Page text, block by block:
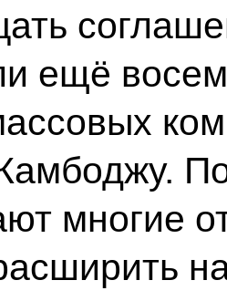
ещё
многие